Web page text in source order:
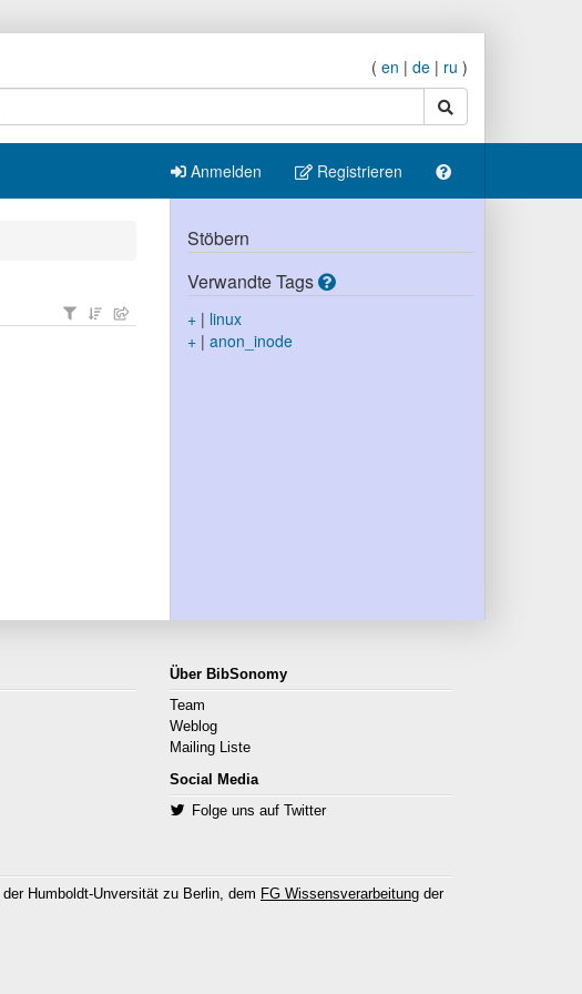
( en | de | ru )
Suche
Anmelden Registrieren
Stöbern
Verwandte Tags
+| linux
+| anon_inode
Über BibSonomy
Team
Weblog
Mailing Liste
Social Media
Folge uns auf Twitter
der Humboldt-Unversität zu Berlin, dem FG Wissensverarbeitung der